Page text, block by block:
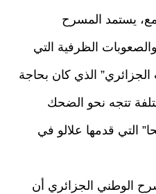
يستمد المسرح
الظرفية التي
الجزائري” الذي كان بحاجة
تتجه نحو الضحك
التي قدمها علالو في
الوطني الجزائري أن